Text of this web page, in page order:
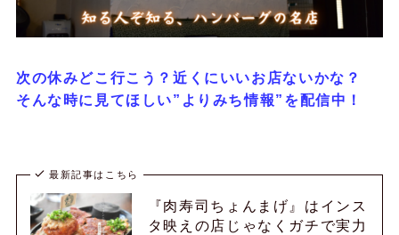
次の休みどこ行こう？近くにいいお店ないかな？
そんな時に見てほしい”よりみち情報”を配信中！
最新記事はこちら
『肉寿司ちょんまげ』はインス
タ映えの店じゃなくガチで実力